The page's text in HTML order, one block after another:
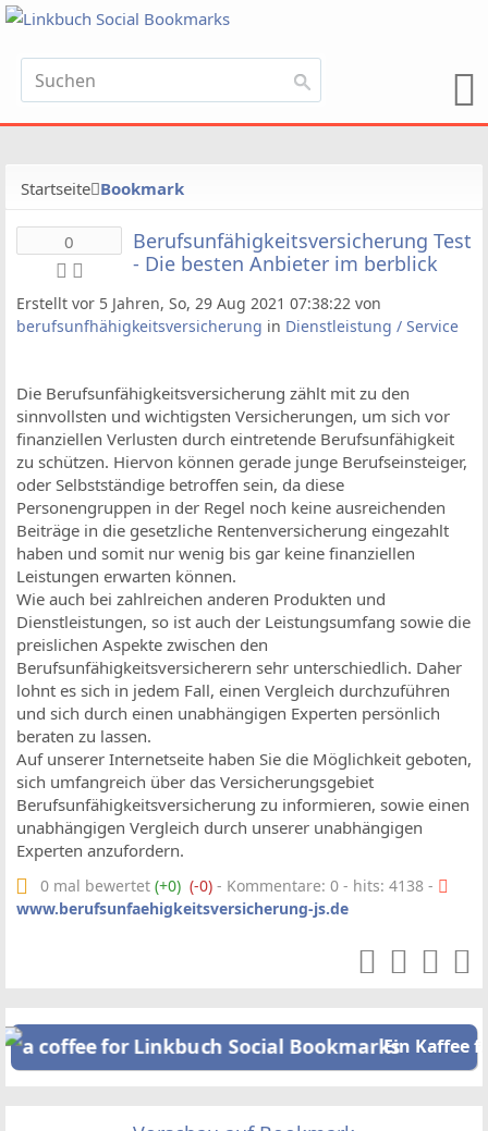
Startseite Bookmark
0
Berufsunfähigkeitsversicherung Test
- Die besten Anbieter im berblick
Erstellt vor 5 Jahren, So, 29 Aug 2021 07:38:22 von
berufsunfhähigkeitsversicherung in Dienstleistung / Service
Die Berufsunfähigkeitsversicherung zählt mit zu den
sinnvollsten und wichtigsten Versicherungen, um sich vor
finanziellen Verlusten durch eintretende Berufsunfähigkeit
zu schützen. Hiervon können gerade junge Berufseinsteiger,
oder Selbstständige betroffen sein, da diese
Personengruppen in der Regel noch keine ausreichenden
Beiträge in die gesetzliche Rentenversicherung eingezahlt
haben und somit nur wenig bis gar keine finanziellen
Leistungen erwarten können.
Wie auch bei zahlreichen anderen Produkten und
Dienstleistungen, so ist auch der Leistungsumfang sowie die
preislichen Aspekte zwischen den
Berufsunfähigkeitsversicherern sehr unterschiedlich. Daher
lohnt es sich in jedem Fall, einen Vergleich durchzuführen
und sich durch einen unabhängigen Experten persönlich
beraten zu lassen.
Auf unserer Internetseite haben Sie die Möglichkeit geboten,
sich umfangreich über das Versicherungsgebiet
Berufsunfähigkeitsversicherung zu informieren, sowie einen
unabhängigen Vergleich durch unserer unabhängigen
Experten anzufordern.
0 mal bewertet (+0) (-0) - Kommentare: 0 - hits: 4138 -
www.berufsunfaehigkeitsversicherung-js.de
Ein Kaffee